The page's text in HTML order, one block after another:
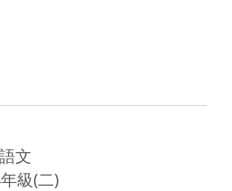
文
級(二)